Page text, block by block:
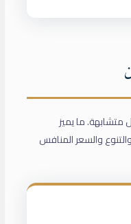
ما يميز
والسعر المنافس